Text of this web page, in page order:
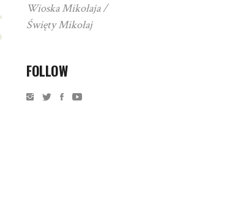
Wioska Mikołaja
Święty Mikołaj
FOLLOW